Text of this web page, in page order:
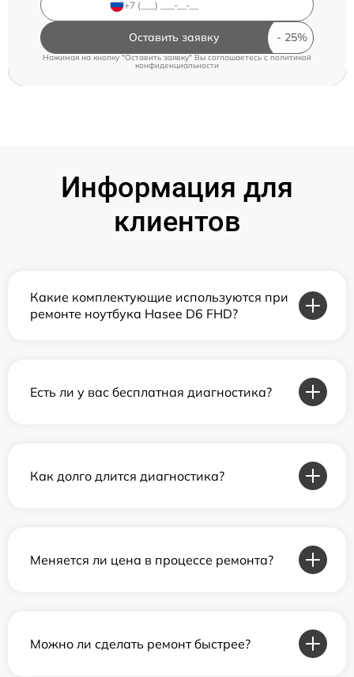
Оставить заявку
Нажимая на кнопку "Оставить заявку" Вы соглашаетесь cполитикой
конфиденциальности
Информация для
клиентов
Какие комплектующие используются при
ремонте ноутбука Hasee D6 FHD?
Есть ли у вас бесплатная диагностика?
Как долго длится диагностика?
Меняется ли цена в процессе ремонта?
Можно ли сделать ремонт быстрее?